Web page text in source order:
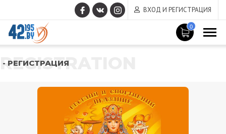
ВХОД И РЕГИСТРАЦИЯ
0
REGISTRATION
- РЕГИСТРАЦИЯ